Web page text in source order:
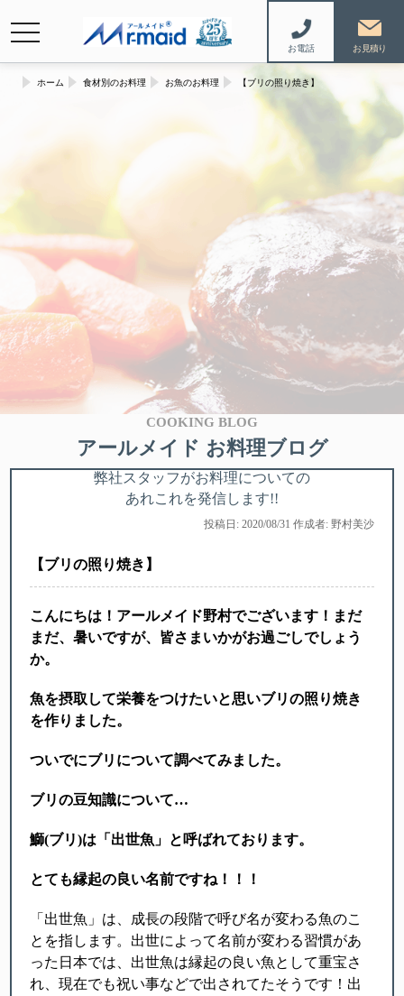
お電話
navigation
COOKING BLOG
アールメイド お料理ブログ
弊社スタッフがお料理についての
あれこれを発信します!!
ホーム 食材別のお料理 お魚のお料理 【ブリの照り焼き】
投稿日: 2020/08/31 作成者: 野村美沙
【ブリの照り焼き】
こんにちは！アールメイド野村でございます！まだ
まだ、暑いですが、皆さまいかがお過ごしでしょう
か。
魚を摂取して栄養をつけたいと思いブリの照り焼き
を作りました。
ついでにブリについて調べてみました。
ブリの豆知識について…
鰤(ブリ)は「出世魚」と呼ばれております。
とても縁起の良い名前ですね！！！
「出世魚」は、成長の段階で呼び名が変わる魚のこ
とを指します。出世によって名前が変わる習慣があ
った日本では、出世魚は縁起の良い魚として重宝さ
れ、現在でも祝い事などで出されてたそうです！出